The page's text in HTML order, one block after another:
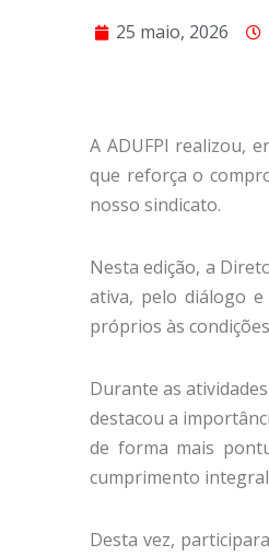
25 maio, 2026
A ADUFPI realizou,
que reforça o
nosso sindicato.
Nesta edição, a
ativa, pelo diálogo e
próprios às
Durante as
destacou a
de forma mais
cumprimento
Desta vez,